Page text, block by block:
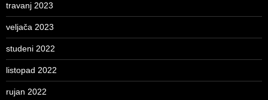
travanj 2023
veljača 2023
studeni 2022
listopad 2022
rujan 2022